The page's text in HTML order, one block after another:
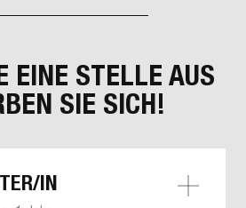
EINE STELLE AUS
SIE SICH!
IN